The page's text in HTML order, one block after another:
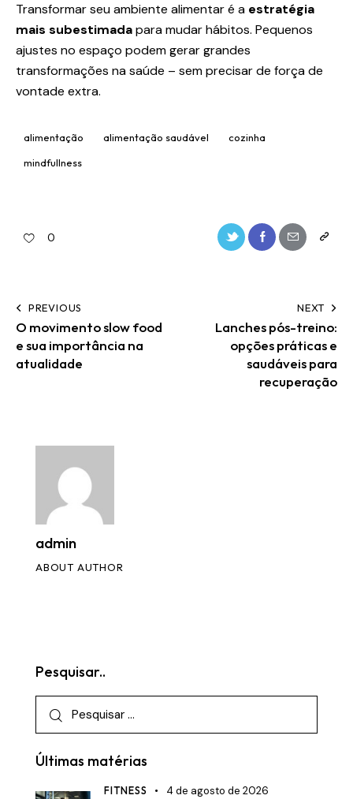
Transformar seu ambiente alimentar é a estratégia
mais subestimadapara mudar hábitos. Pequenos
ajustes no espaço podem gerar grandes
transformações na saúde – sem precisar de força de
vontade extra.
alimentação alimentação saudável cozinha
mindfullness
0
PREVIOUS
O movimento slow food
e sua importância na
atualidade
NEXT
Lanches pós-treino:
opções práticas e
saudáveis para
recuperação
admin
ABOUT AUTHOR
Pesquisar..
Últimas matérias
FITNESS 4 de agosto de 2026